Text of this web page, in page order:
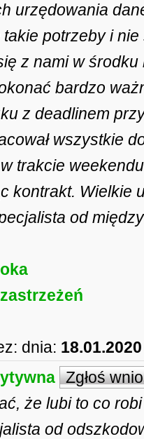
urzędowania
potrzeby i
z nami w
bardzo
z deadlinem
wszystkie
trakcie
kontrakt. Wielkie
od
dnia:
Zgłoś
że lubi to co
od